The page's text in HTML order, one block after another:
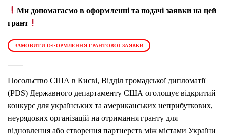
Ми допомагаємо в оформленні та подачі заявки на цей
грант
ЗАМОВИТИ ОФОРМЛЕННЯ ГРАНТОВОЇ ЗАЯВКИ
Посольство США в Києві, Відділ громадської дипломатії
(PDS) Державного департаменту США оголошує відкритий
конкурс для українських та американських неприбуткових,
неурядових організацій на отримання гранту для
відновлення або створення партнерств між містами України